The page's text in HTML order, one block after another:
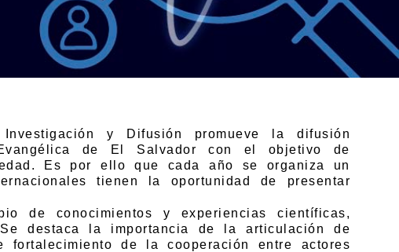
y Difusión promueve la difusión
de El Salvador con el objetivo de
Es por ello que cada año se organiza un
tienen la oportunidad de presentar
de conocimientos y experiencias científicas,
destaca la importancia de la articulación de
de la cooperación entre actores